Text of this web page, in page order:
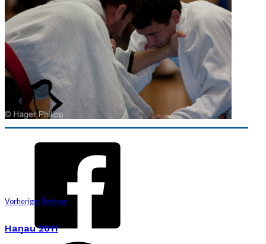
Vorheriger Beitrag
Hanau 2011